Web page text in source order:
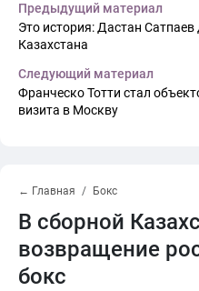
Предыдущий материал
Это история: Дастан Сатпаев
Казахстана
Следующий материал
Франческо Тотти стал
визита в Москву
← Главная Бокс
В сборной
возвращение
бокс